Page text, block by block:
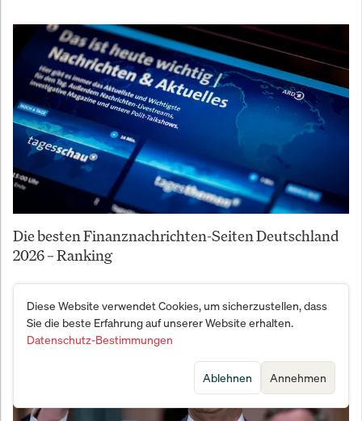
Die besten Finanznachrichten-Seiten Deutschland
2026 – Ranking
Diese Website verwendet Cookies, um sicherzustellen, dass
Sie die beste Erfahrung auf unserer Website erhalten.
Datenschutz-Bestimmungen
Annehmen
Ablehnen